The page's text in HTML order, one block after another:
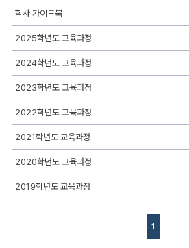
연
도
별
교
육
과
정
게
리
스
트
-
번
호,
제
학사 가이드북
2025학년도 교육과정
2024학년도 교육과정
2023학년도 교육과정
2022학년도 교육과정
2021학년도 교육과정
2020학년도 교육과정
2019학년도 교육과정
1